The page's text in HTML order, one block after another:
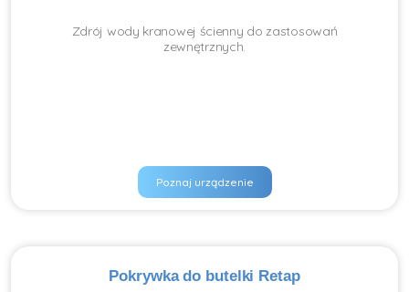
Zdrój wody kranowej ścienny do zastosowań
zewnętrznych.
Poznaj urządzenie
Pokrywka do butelki Retap